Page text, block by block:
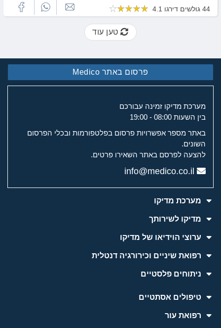
44 גולשים דירגו 4.1
טען עוד
פרסום באתר Medico
מערכת מדיקו זמינה עבורכם
בין השעות 08:00 - 19:00
באתר מספר אפשרויות פרסום בפלטפורמות ובכלי הפרסום
השונים.
להצעה לפרסם באתר השאירו פרטים.
info@medico.co.il
מערכת מדיקו
מדיקו לשירותך
ערוצי הוידיאו של מדיקו
רפואת שיניים וכירורגיה דנטלית
ניתוחים פלסטיים
טיפולים אסתטיים
רפואת עור